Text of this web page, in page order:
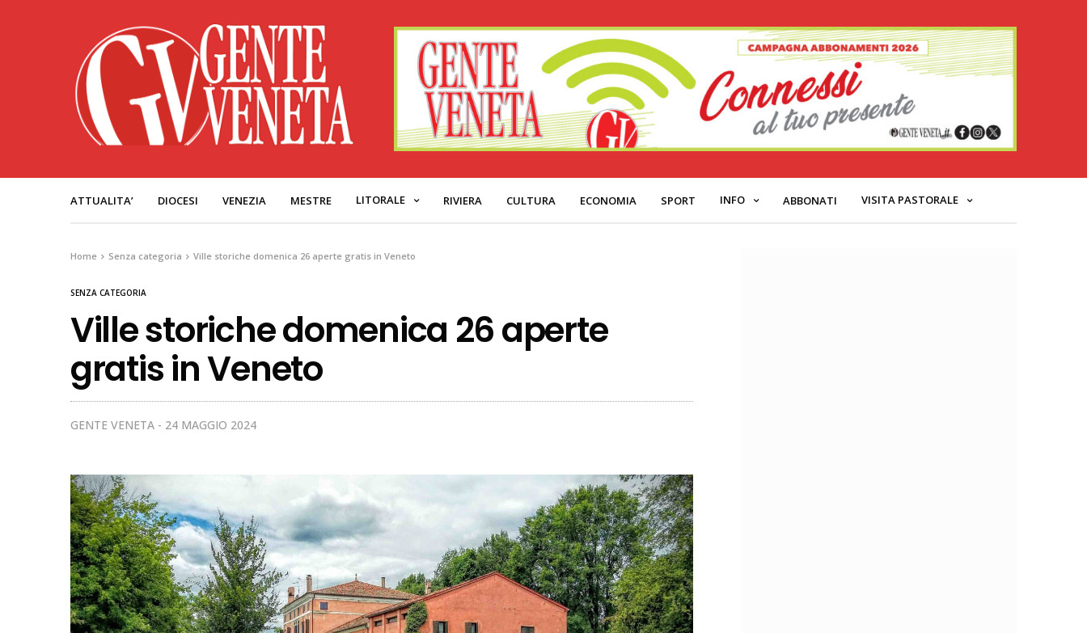
ATTUALITA’ DIOCESI VENEZIA MESTRE LITORALE RIVIERA CULTURA ECONOMIA SPORT INFO ABBONATI VISITA PASTORALE
Home Senza categoria Ville storiche domenica 26 aperte gratis in Veneto
SENZA CATEGORIA
Ville storiche domenica 26 aperte
gratis in Veneto
GENTE VENETA 24 MAGGIO 2024